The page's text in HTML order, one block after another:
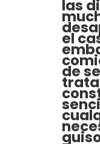
las
el
de